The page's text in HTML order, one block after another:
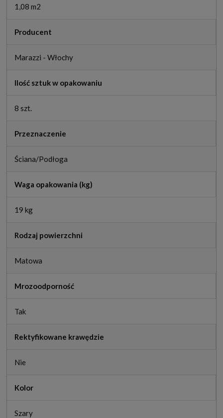
1,08 m2
Producent
Marazzi - Włochy
Ilość sztuk w opakowaniu
8 szt.
Przeznaczenie
Ściana/Podłoga
Waga opakowania (kg)
19 kg
Rodzaj powierzchni
Matowa
Mrozoodporność
Tak
Rektyfikowane krawędzie
Nie
Kolor
Szary